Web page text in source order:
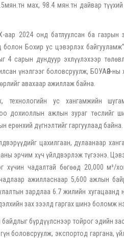
мах, 98.4 мян.тн дайвар
2024 онд батлуулсан ба газрын
Бохир ус цэвэрлэх
4 сарын дундуур эхлүүлэхээр
үнэлгээг боловсруулж, БОУАӨЯ-ны
авахаар ажиллаж байна.
технологийн ус хангамжийн
дохиоллын ажлын зураг төслийг
ерөнхий дүгнэлтийг гаргуулаад байна.
цахилгаан, дулаанаар
эрчим хүч үйлдвэрлэж түгээнэ.
чадалтай бөгөөд 20,000 м³/
ажилласнаар 5,600 ажлын
зардлаа 6.7 жилийн хугацаанд
зах зээлд гаргах шинэ боломж
бүрдүүлснээр тойрог эдийн
боловсруулж, экспортод гаргана,